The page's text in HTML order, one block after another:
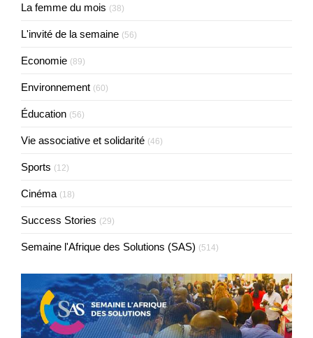
La femme du mois (38)
L'invité de la semaine (56)
Economie (89)
Environnement (60)
Éducation (56)
Vie associative et solidarité (46)
Sports (12)
Cinéma (18)
Success Stories (29)
Semaine l'Afrique des Solutions (SAS) (514)